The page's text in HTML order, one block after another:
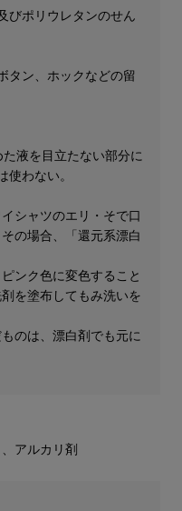
びポリウレタンのせん
タン、ホックなどの留
た液を目立たない部分に
わない。
シャツのエリ・そで口
の場合、「還元系漂白
ンク色に変色すること
を塗布してもみ洗いを
のは、漂白剤でも元に
アルカリ剤